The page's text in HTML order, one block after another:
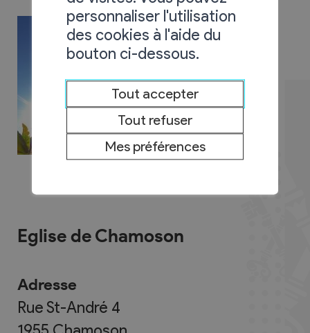
Eglise de Chamoson
Adresse
Rue St-André 4
personnaliser l'utilisation
des cookies à l'aide du
bouton ci-dessous.
Tout accepter
Tout refuser
Mes préférences